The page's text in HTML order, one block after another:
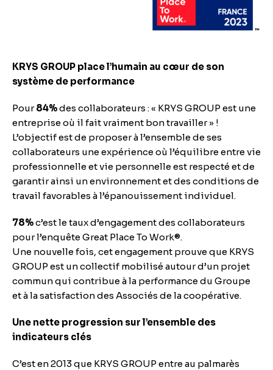
KRYS GROUP place l’humain au cœur de son
système de performance
Pour84%des collaborateurs : « KRYS GROUP est une
entreprise où il fait vraiment bon travailler » !
L’objectif est de proposer à l’ensemble de ses
collaborateurs une expérience où l’équilibre entre vie
professionnelle et vie personnelle est respecté et de
garantir ainsi un environnement et des conditions de
travail favorables à l’épanouissement individuel.
78%c’est le taux d’engagement des collaborateurs
pour l’enquête Great Place To Work®.
Une nouvelle fois, cet engagement prouve que KRYS
GROUP est un collectif mobilisé autour d’un projet
commun qui contribue à la performance du Groupe
et à la satisfaction des Associés de la coopérative.
Une nette progression sur l’ensemble des
indicateurs clés
C’est en 2013 que KRYS GROUP entre au palmarès